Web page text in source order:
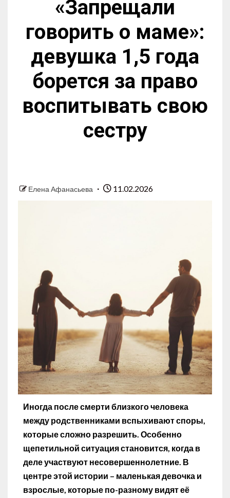
«Запрещали
говорить о маме»:
девушка 1,5 года
борется за право
воспитывать свою
сестру
Елена Афанасьева 11.02.2026
Иногда после смерти близкого человека
между родственниками вспыхивают споры,
которые сложно разрешить. Особенно
щепетильной ситуация становится, когда в
деле участвуют несовершеннолетние. В
центре этой истории – маленькая девочка и
взрослые, которые по-разному видят её